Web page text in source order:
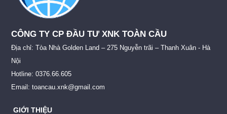
CÔNG TY CP ĐẦU TƯ XNK TOÀN CẦU
Địa chỉ: Tòa Nhà Golden Land – 275 Nguyễn trãi – Thanh Xuân - Hà
Nội
Hotline: 0376.66.605
Email: toancau.xnk@gmail.com
GIỚI THIỆU